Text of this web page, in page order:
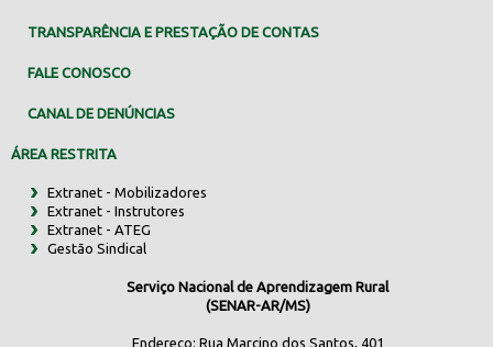
TRANSPARÊNCIA E PRESTAÇÃO DE CONTAS
FALE CONOSCO
CANAL DE DENÚNCIAS
ÁREA RESTRITA
Extranet - Mobilizadores
Extranet - Instrutores
Extranet - ATEG
Gestão Sindical
Serviço Nacional de Aprendizagem Rural
(SENAR-AR/MS)
Endereço: Rua Marcino dos Santos, 401